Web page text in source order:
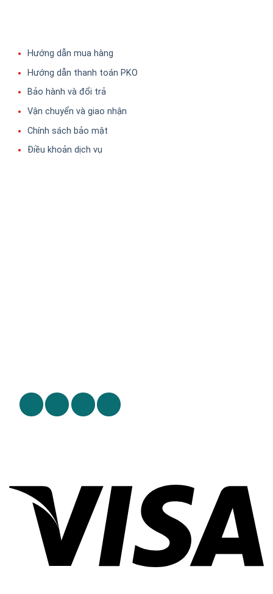
Hướng dẫn mua hàng
Hướng dẫn thanh toán PKO
Bảo hành và đổi trả
Vận chuyển và giao nhận
Chính sách bảo mật
Điều khoản dịch vụ